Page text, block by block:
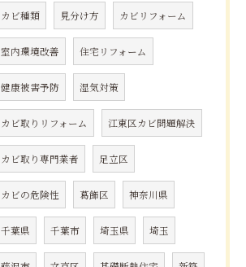
カビ種類 見分け方 カビリフォーム
室内環境改善 住宅リフォーム
健康被害予防 湿気対策
カビ取りリフォーム 江東区カビ問題解決
カビ取り専門業者 足立区
カビの危険性 葛飾区 神奈川県
千葉県 千葉市 埼玉県 埼玉